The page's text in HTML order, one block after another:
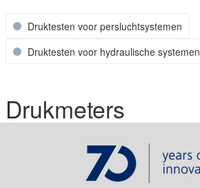
Druktesten voor persluchtsystemen
Druktesten voor hydraulische systemen
Drukmeters